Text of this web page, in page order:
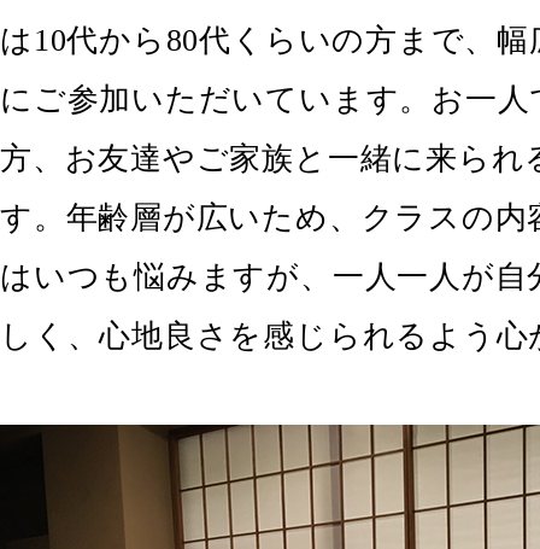
は10代から80代くらいの方まで、
にご参加いただいています。お一
方、お友達やご家族と一緒に来られ
す。年齢層が広いため、クラスの
はいつも悩みますが、一人一人が自
しく、心地良さを感じられるよう